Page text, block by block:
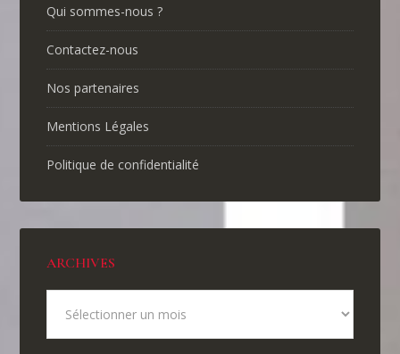
Qui sommes-nous ?
Contactez-nous
Nos partenaires
Mentions Légales
Politique de confidentialité
ARCHIVES